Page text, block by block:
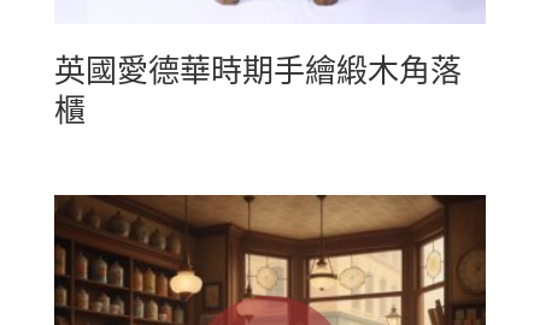
英國愛德華時期手繪緞木角落
櫃